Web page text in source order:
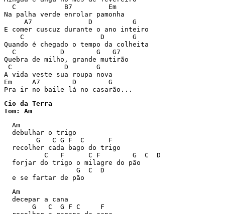
  C            B7         Em
Na palha verde enrolar pamonha
     A7              D          G
E comer cuscuz durante o ano inteiro
    C                   D       G
Quando é chegado o tempo da colheita
  C           D        G   G7
Quebra de milho, grande mutirão
C             D       G
A vida veste sua roupa nova
Em     A7        D        G
Pra ir no baile lá no casarão...
Cio da Terra
Tom: Am
  Am
  debulhar o trigo
        G   C G F  C      F
  recolher cada bago do trigo
          C   F      C F        G  C  D
  forjar do trigo o milagre do pão
                  G  C  D
  e se fartar de pão
  Am
  decepar a cana
       G   C  G F C     F